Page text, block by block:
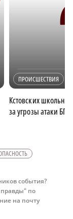
ПРОИСШЕСТВИЯ
Кстовских
за угрозы атаки
события?
по
на почту